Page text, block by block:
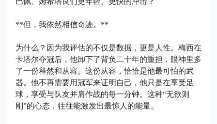
**但，我依然相信奇迹。**
为什么？因为我评估的不仅是数据，更是人性。梅西在
卡塔尔夺冠后，他卸下了背负二十年的重担，眼神里多
了一份释然和从容。这份从容，恰恰是他最可怕的武
器。他不再需要用冠军来证明自己，他只是在享受足
球，享受与队友并肩作战的每一分钟。这种“无欲则
刚”的心态，往往能激发出最惊人的能量。